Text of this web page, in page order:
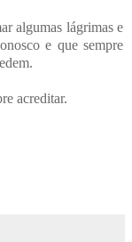
algumas lágrimas e
e que sempre
acreditar.